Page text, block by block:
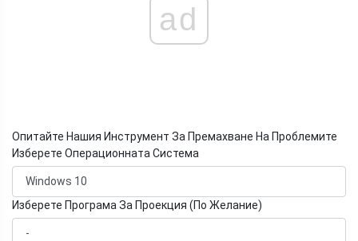
ad
Опитайте Нашия Инструмент За Премахване На Проблемите
Изберете Операционната Система
Изберете Програма За Проекция (По Желание)